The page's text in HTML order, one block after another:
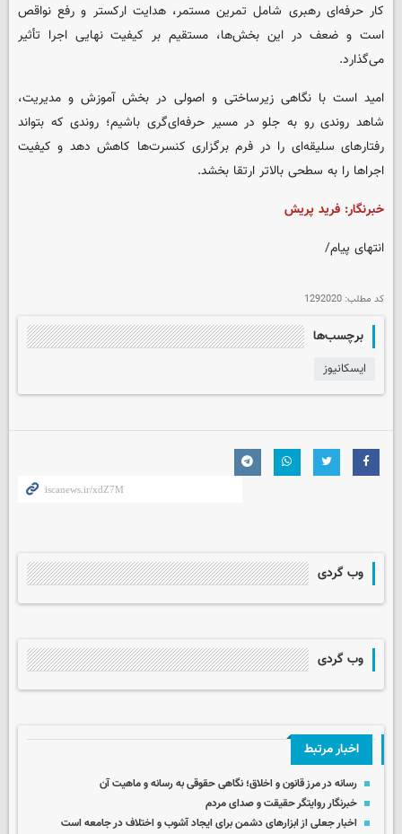
کار حرفه‌ای رهبری شامل تمرین مستمر، هدایت ارکستر و رفع نواقص
است و ضعف در این بخش‌ها، مستقیم بر کیفیت نهایی اجرا تأثیر
می‌گذارد.
امید است با نگاهی زیرساختی و اصولی در بخش آموزش و مدیریت،
شاهد روندی رو به جلو در مسیر حرفه‌ای‌گری باشیم؛ روندی که بتواند
رفتارهای سلیقه‌ای را در فرم برگزاری کنسرت‌ها کاهش دهد و کیفیت
اجراها را به سطحی بالاتر ارتقا بخشد.
خبرنگار: فرید پریش
انتهای پیام/
کد مطلب: 1292020
برچسب‌ها
ایسکانیوز
وب گردی
وب گردی
اخبار مرتبط
رسانه در مرز قانون و اخلاق؛ نگاهی حقوقی به رسانه و ماهیت آن
خبرنگار روایتگر حقیقت و صدای مردم
اخبار جعلی از ابزارهای دشمن برای ایجاد آشوب و اختلاف در جامعه است